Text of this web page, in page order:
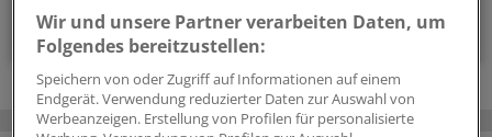
Zum Abonnieren bitte anmelden
Wir und unsere Partner verarbeiten Daten, um
Folgendes bereitzustellen:
Speichern von oder Zugriff auf Informationen auf einem
Endgerät. Verwendung reduzierter Daten zur Auswahl von
Werbeanzeigen. Erstellung von Profilen für personalisierte